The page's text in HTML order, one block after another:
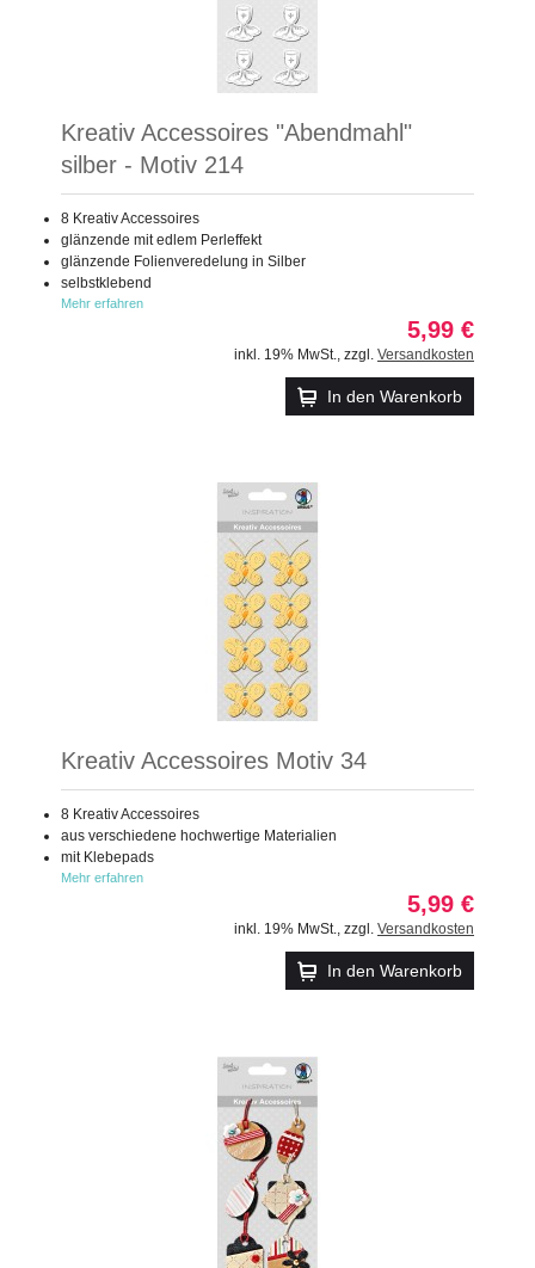
Kreativ Accessoires "Abendmahl"
silber - Motiv 214
8 Kreativ Accessoires
glänzende mit edlem Perleffekt
glänzende Folienveredelung in Silber
selbstklebend
Mehr erfahren
5,99 €
inkl. 19% MwSt. zzgl. Versandkosten
In den Warenkorb
Kreativ Accessoires Motiv 34
8 Kreativ Accessoires
aus verschiedene hochwertige Materialien
mit Klebepads
Mehr erfahren
5,99 €
inkl. 19% MwSt. zzgl. Versandkosten
In den Warenkorb